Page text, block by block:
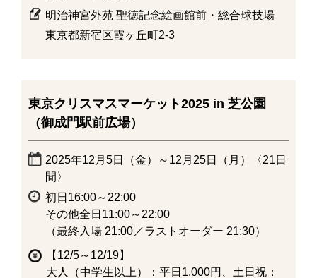
明治神宮外苑 聖徳記念絵画館前・総合球技場
東京都新宿区霞ヶ丘町2-3
東京クリスマスマーケット2025 in 芝公園
（御成門駅前広場）
2025年12月5日（金）～12月25日（月）〈21日
間〉
初日16:00～22:00
その他全日11:00～22:00
（最終入場 21:00／ラストオーダー 21:30）
【12/5～12/19】
大人（中学生以上）：平日1,000円、土日祝：